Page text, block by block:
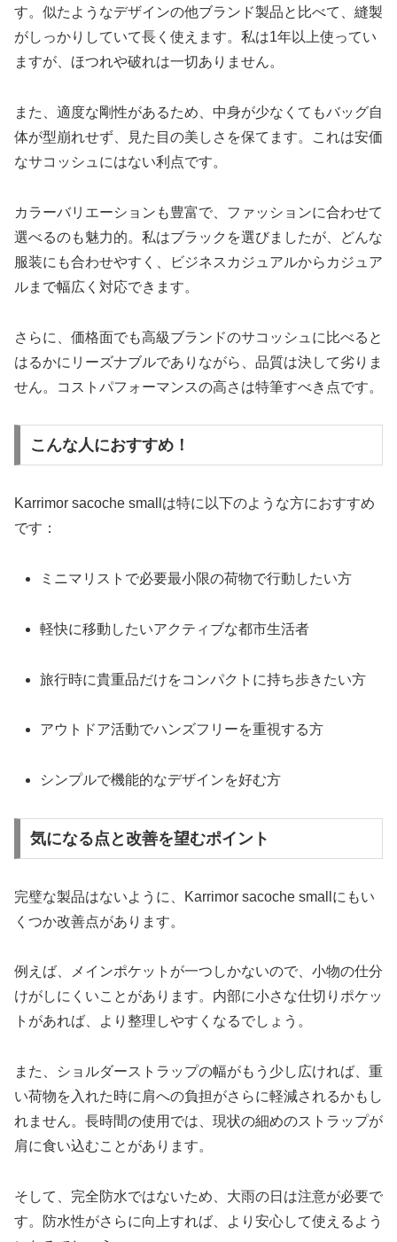
す。似たようなデザインの他ブランド製品と比べて、縫製
がしっかりしていて長く使えます。私は1年以上使ってい
ますが、ほつれや破れは一切ありません。
また、適度な剛性があるため、中身が少なくてもバッグ自
体が型崩れせず、見た目の美しさを保てます。これは安価
なサコッシュにはない利点です。
カラーバリエーションも豊富で、ファッションに合わせて
選べるのも魅力的。私はブラックを選びましたが、どんな
服装にも合わせやすく、ビジネスカジュアルからカジュア
ルまで幅広く対応できます。
さらに、価格面でも高級ブランドのサコッシュに比べると
はるかにリーズナブルでありながら、品質は決して劣りま
せん。コストパフォーマンスの高さは特筆すべき点です。
こんな人におすすめ！
Karrimor sacoche smallは特に以下のような方におすすめ
です：
ミニマリストで必要最小限の荷物で行動したい方
軽快に移動したいアクティブな都市生活者
旅行時に貴重品だけをコンパクトに持ち歩きたい方
アウトドア活動でハンズフリーを重視する方
シンプルで機能的なデザインを好む方
気になる点と改善を望むポイント
完璧な製品はないように、Karrimor sacoche smallにもい
くつか改善点があります。
例えば、メインポケットが一つしかないので、小物の仕分
けがしにくいことがあります。内部に小さな仕切りポケッ
トがあれば、より整理しやすくなるでしょう。
また、ショルダーストラップの幅がもう少し広ければ、重
い荷物を入れた時に肩への負担がさらに軽減されるかもし
れません。長時間の使用では、現状の細めのストラップが
肩に食い込むことがあります。
そして、完全防水ではないため、大雨の日は注意が必要で
す。防水性がさらに向上すれば、より安心して使えるよう